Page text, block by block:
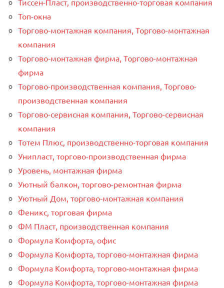
Тиссен-Пласт, производственно-торговая компания
Топ-окна
Торгово-монтажная компания, Торгово-монтажная
компания
Торгово-монтажная фирма, Торгово-монтажная
фирма
Торгово-производственная компания, Торгово-
производственная компания
Торгово-сервисная компания, Торгово-сервисная
компания
Тотем Плюс, производственно-торговая компания
Унипласт, торгово-производственная фирма
Уровень, монтажная фирма
Уютный балкон, торгово-ремонтная фирма
Уютный Дом, торгово-монтажная компания
Феникс, торговая фирма
ФМ Пласт, производственная компания
Формула Комфорта, офис
Формула Комфорта, торгово-монтажная фирма
Формула Комфорта, торгово-монтажная фирма
Формула Комфорта, торгово-монтажная фирма